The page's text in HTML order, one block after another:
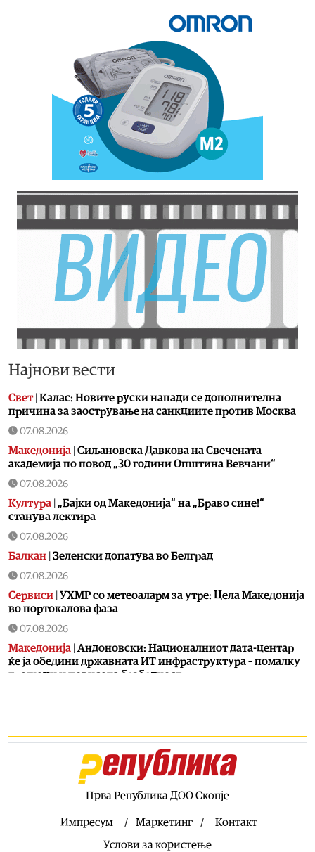
Најнови вести
Свет| Калас: Новите руски напади се дополнителна
причина за заострување на санкциите против Москва
07.08.2026
Македонија Сиљановска Давкова на Свечената
академија по повод „30 години Општина Вевчани“
07.08.2026
Култура „Бајки од Македонија“ на „Браво сине!“
станува лектира
07.08.2026
Балкан Зеленски допатува во Белград
07.08.2026
Сервиси УХМР со метеоаларм за утре: Цела Македонија
во портокалова фаза
07.08.2026
Македонија Андоновски: Националниот дата-центар
ќе ја обедини државната ИТ инфраструктура – помалку
трошоци и повисока безбедност
Скокна минималниот износ за К-15 – Еве
колку пари ќе ни легнат на сметка годинава
Не ги игнорирајте овие знаци: Бојлерот може да
Прва Република ДОО Скопје
Импресум Маркетинг
Контакт
Услови за користење